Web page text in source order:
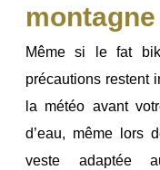
montagne
Même si le fat
précautions restent
la météo avant
d’eau, même lors
veste adaptée